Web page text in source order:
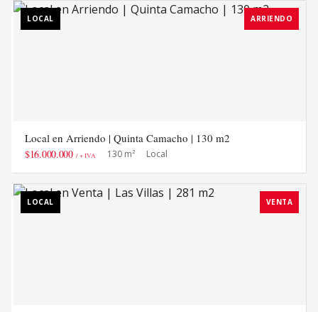
LOCAL ARRIENDO
Local en Arriendo | Quinta Camacho | 130 m2
$16.000.000 / + IVA 130 m² Local
LOCAL VENTA